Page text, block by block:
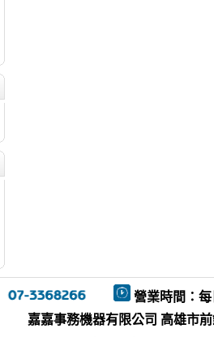
營業時間：每
嘉嘉事務機器有限公司 高雄市